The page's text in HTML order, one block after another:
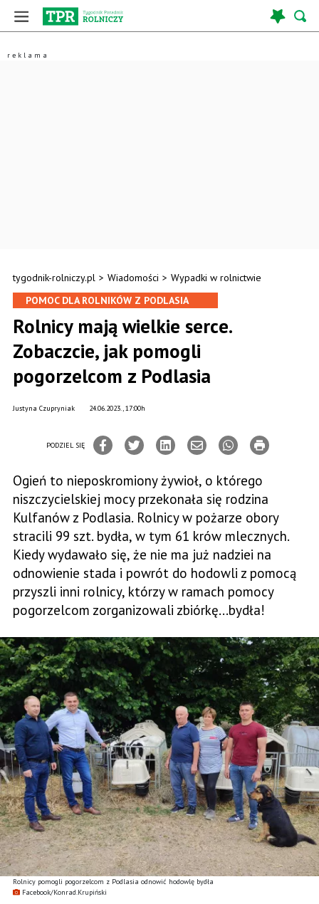
tygodnik-rolniczy.pl > Wiadomości > Wypadki w rolnictwie
Rolnicy pomogli pogorzelcom z Podlasia odnowić hodowlę bydła
Facebook/Konrad.Krupiński
POMOC DLA ROLNIKÓW Z PODLASIA
Rolnicy mają wielkie serce.
Zobaczcie, jak pomogli
pogorzelcom z Podlasia
24.06.2023., 17:00h
Justyna Czupryniak
PODZIEL SIĘ
Ogień to nieposkromiony żywioł, o którego
niszczycielskiej mocy przekonała się rodzina
Kulfanów z Podlasia. Rolnicy w pożarze obory
stracili 99 szt. bydła, w tym 61 krów mlecznych.
Kiedy wydawało się, że nie ma już nadziei na
odnowienie stada i powrót do hodowli z pomocą
przyszli inni rolnicy, którzy w ramach pomocy
pogorzelcom zorganizowali zbiórkę...bydła!